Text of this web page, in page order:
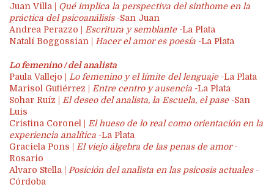
Juan Villa | Qué implica la perspectiva del sinthome en la
práctica del psicoanálisis-San Juan
Andrea Perazzo | Escritura y semblante-La Plata
Natalí Boggossian | Hacer el amor es poesía -La Plata
Lo femenino / del analista
Paula Vallejo | Lo femenino y el límite del lenguaje-La Plata
Marisol Gutiérrez | Entre centro y ausencia -La Plata
Sohar Ruíz | El deseo del analista, la Escuela, el pase-San
Luis
Cristina Coronel | El hueso de lo real como orientación en la
experiencia analítica -La Plata
Graciela Pons | El viejo álgebra de las penas de amor-
Rosario
Alvaro Stella | Posición del analista en las psicosis actuales-
Córdoba